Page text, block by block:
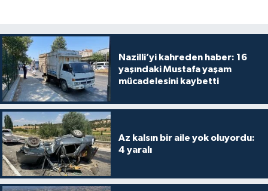
Nazilli’yi kahreden haber: 16
yaşındaki Mustafa yaşam
mücadelesini kaybetti
Az kalsın bir aile yok oluyordu:
4 yaralı